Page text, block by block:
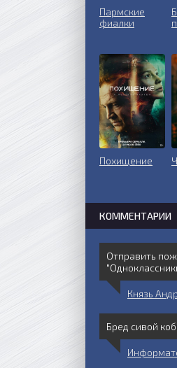
Пармские
фиалки
Похищение
КОММЕНТАРИИ
Отправить
Князь
Бред сивой